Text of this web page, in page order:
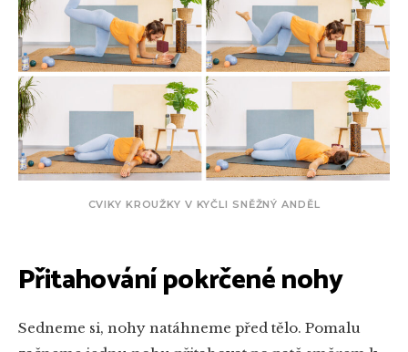
CVIKY KROUŽKY V KYČLI SNĚŽNÝ ANDĚL
Přitahování pokrčené nohy
Sedneme si, nohy natáhneme před tělo. Pomalu